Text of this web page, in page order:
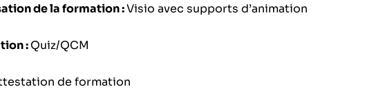
de la formation :Visio avec supports d’animation
:Quiz/QCM
de formation